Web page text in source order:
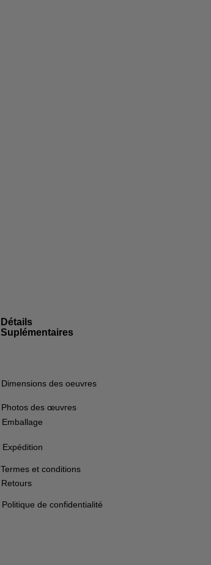
Détails
Suplémentaires
Dimensions des oeuvres
Photos des œuvres
Emballage
Expédition
Termes et conditions
Retours
Politique de confidentialité